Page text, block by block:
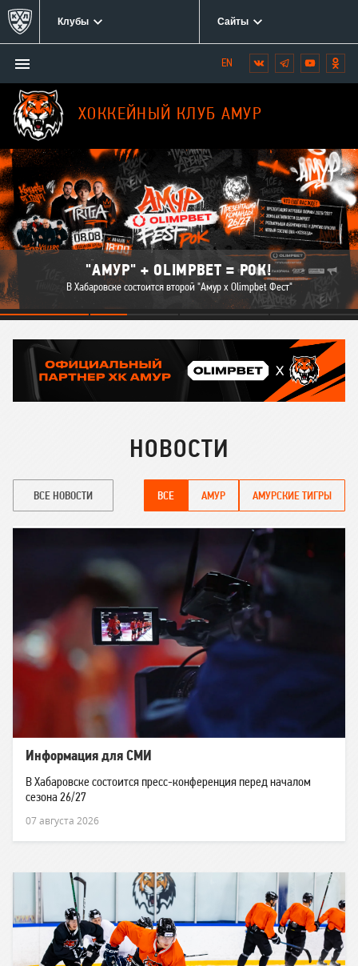
Клубы Сайты
ХОККЕЙНЫЙ КЛУБ АМУР
Открыть/
закрыть
меню
Мы
в
социальных
сетях:
Вконтакте
Telegram
YouTube
Наши
матчи
"АМУР" + OLIMPBET = РОК!
В Хабаровске состоится второй "Амур х Olimpbet Фест"
НОВОСТИ
ВСЕ НОВОСТИ ВСЕ АМУР АМУРСКИЕ ТИГРЫ
Информация для СМИ
В Хабаровске состоится пресс-конференция перед началом
сезона 26/27
07 августа 2026